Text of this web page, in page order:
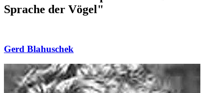
Sprache der Vögel"
Gerd Blahuschek